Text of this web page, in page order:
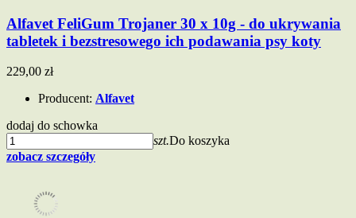
Alfavet FeliGum Trojaner 30 x 10g - do ukrywania
tabletek i bezstresowego ich podawania psy koty
229,00 zł
Producent: Alfavet
dodaj do schowka
szt.Do koszyka
zobacz szczegóły